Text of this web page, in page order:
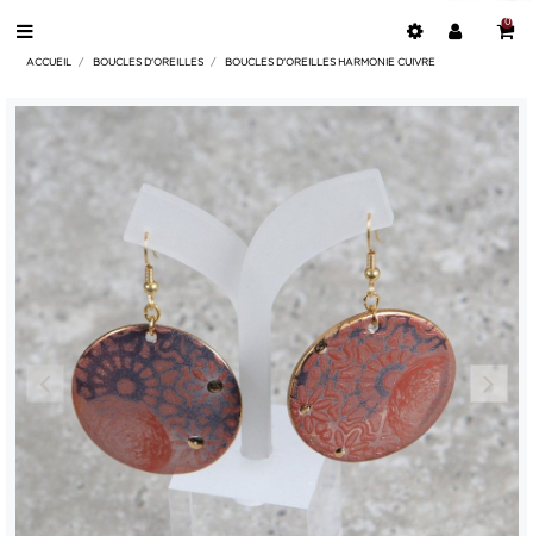
0
ACCUEIL BOUCLES D'OREILLES BOUCLES D'OREILLES HARMONIE CUIVRE